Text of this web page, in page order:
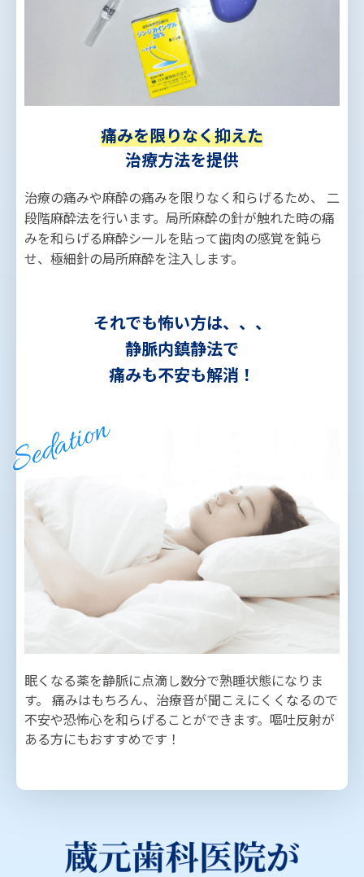
痛みを限りなく抑えた
治療方法を提供
治療の痛みや麻酔の痛みを限りなく和らげるため、 二
段階麻酔法を行います。局所麻酔の針が触れた時の痛
みを和らげる麻酔シールを貼って歯肉の感覚を鈍ら
せ、極細針の局所麻酔を注入します。
それでも怖い方は、、、
静脈内鎮静法で
痛みも不安も解消！
眠くなる薬を静脈に点滴し数分で熟睡状態になりま
す。 痛みはもちろん、治療音が聞こえにくくなるので
不安や恐怖心を和らげることができます。嘔吐反射が
ある方にもおすすめです！